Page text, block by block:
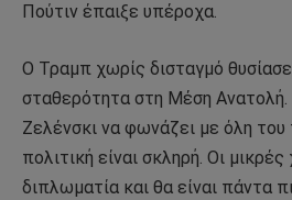
Πούτιν έπαιξε υπέροχα.
Ο Τραμπ χωρίς δισταγμό
σταθερότητα στη Μέση Ανατολή.
Ζελένσκι να φωνάζει με όλη του
πολιτική είναι σκληρή. Οι
διπλωματία και θα είναι πάντα